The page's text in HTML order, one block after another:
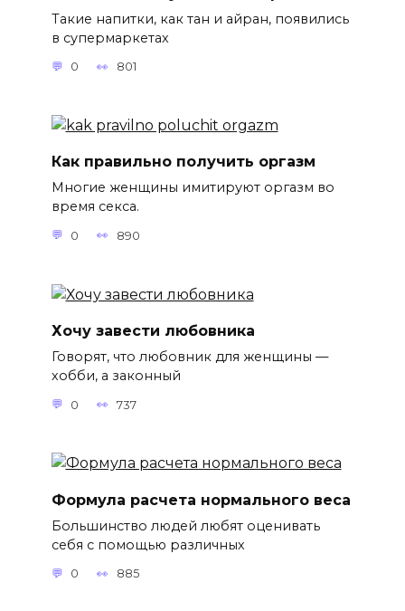
Такие напитки, как тан и айран, появились
в супермаркетах
0 801
Как правильно получить оргазм
Многие женщины имитируют оргазм во
время секса.
0 890
Хочу завести любовника
Говорят, что любовник для женщины —
хобби, а законный
0 737
Формула расчета нормального веса
Большинство людей любят оценивать
себя с помощью различных
0 885